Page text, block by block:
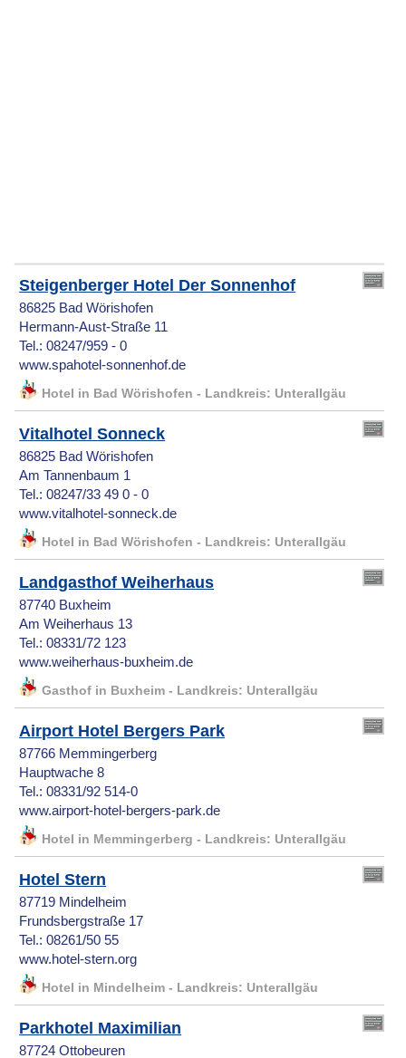
Steigenberger Hotel Der Sonnenhof
86825 Bad Wörishofen
Hermann-Aust-Straße 11
Tel.: 08247/959 - 0
www.spahotel-sonnenhof.de
Hotel in Bad Wörishofen - Landkreis: Unterallgäu
Vitalhotel Sonneck
86825 Bad Wörishofen
Am Tannenbaum 1
Tel.: 08247/33 49 0 - 0
www.vitalhotel-sonneck.de
Hotel in Bad Wörishofen - Landkreis: Unterallgäu
Landgasthof Weiherhaus
87740 Buxheim
Am Weiherhaus 13
Tel.: 08331/72 123
www.weiherhaus-buxheim.de
Gasthof in Buxheim - Landkreis: Unterallgäu
Airport Hotel Bergers Park
87766 Memmingerberg
Hauptwache 8
Tel.: 08331/92 514-0
www.airport-hotel-bergers-park.de
Hotel in Memmingerberg - Landkreis: Unterallgäu
Hotel Stern
87719 Mindelheim
Frundsbergstraße 17
Tel.: 08261/50 55
www.hotel-stern.org
Hotel in Mindelheim - Landkreis: Unterallgäu
Parkhotel Maximilian
87724 Ottobeuren